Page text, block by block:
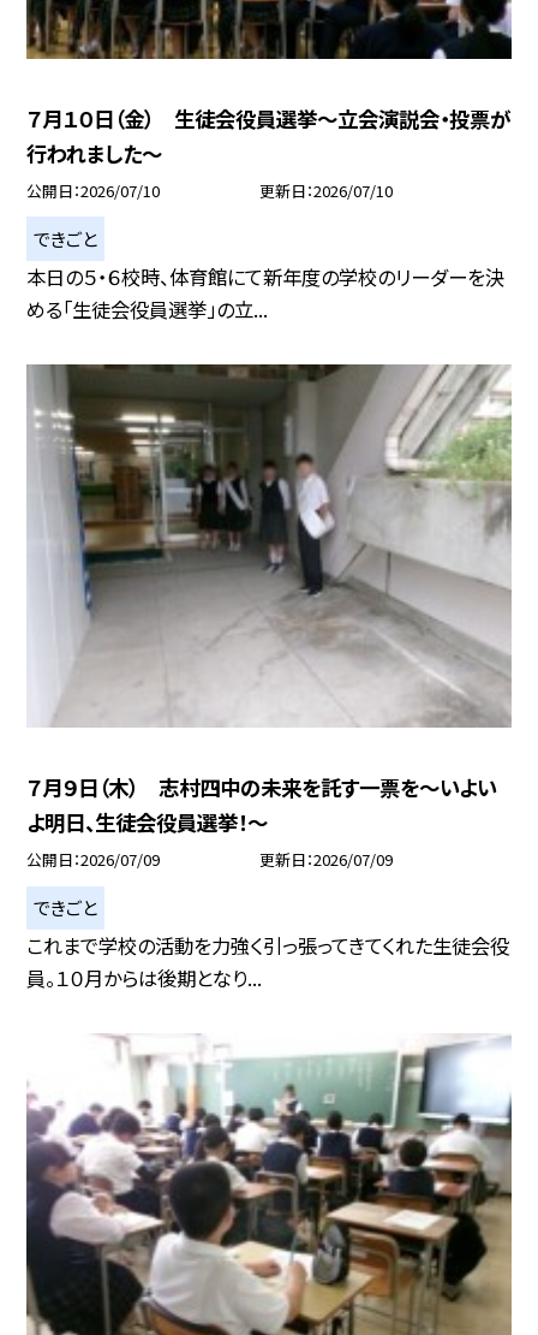
７月１０日（金） 生徒会役員選挙〜立会演説会・投票が
行われました〜
公開日 2026/07/10 更新日 2026/07/10
できごと
本日の５・６校時、体育館にて新年度の学校のリーダーを決
める「生徒会役員選挙」の立...
７月９日（木） 志村四中の未来を託す一票を～いよい
よ明日、生徒会役員選挙！～
公開日 2026/07/09 更新日 2026/07/09
できごと
これまで学校の活動を力強く引っ張ってきてくれた生徒会役
員。１０月からは後期となり...